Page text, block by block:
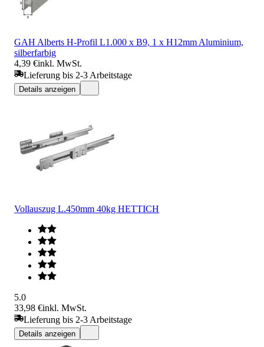
GAH Alberts H-Profil L1.000 x B9, 1 x H12mm Aluminium,
silberfarbig
4,39 €inkl. MwSt.
Lieferung bis 2-3 Arbeitstage
Details anzeigen
Vollauszug L.450mm 40kg HETTICH
5.0
33,98 €inkl. MwSt.
Lieferung bis 2-3 Arbeitstage
Details anzeigen